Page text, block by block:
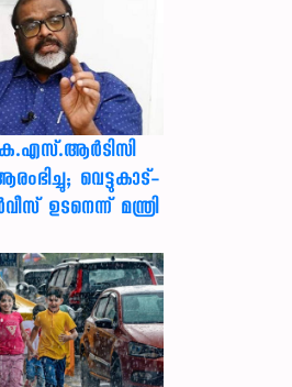
വെട്ടുകാട്-
ഉടനെന്ന് മന്ത്രി